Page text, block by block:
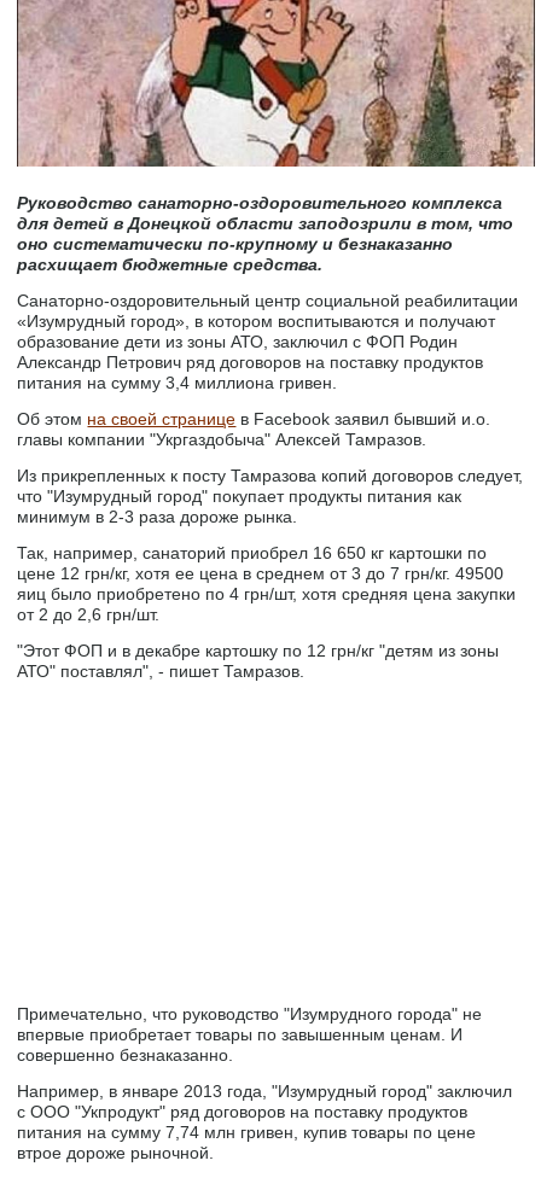
Руководство санаторно-оздоровительного комплекса
для детей в Донецкой области заподозрили в том, что
оно систематически по-крупному и безнаказанно
расхищает бюджетные средства.
Санаторно-оздоровительный центр социальной реабилитации
«Изумрудный город», в котором воспитываются и получают
образование дети из зоны АТО, заключил с ФОП Родин
Александр Петрович ряд договоров на поставку продуктов
питания на сумму 3,4 миллиона гривен.
Об этом на своей странице в Facebook заявил бывший и.о.
главы компании "Укргаздобыча" Алексей Тамразов.
Из прикрепленных к посту Тамразова копий договоров следует,
что "Изумрудный город" покупает продукты питания как
минимум в 2-3 раза дороже рынка.
Так, например, санаторий приобрел 16 650 кг картошки по
цене 12 грн/кг, хотя ее цена в среднем от 3 до 7 грн/кг. 49500
яиц было приобретено по 4 грн/шт, хотя средняя цена закупки
от 2 до 2,6 грн/шт.
"Этот ФОП и в декабре картошку по 12 грн/кг "детям из зоны
АТО" поставлял", - пишет Тамразов.
Примечательно, что руководство "Изумрудного города" не
впервые приобретает товары по завышенным ценам. И
совершенно безнаказанно.
Например, в январе 2013 года, "Изумрудный город" заключил
с ООО "Укпродукт" ряд договоров на поставку продуктов
питания на сумму 7,74 млн гривен, купив товары по цене
втрое дороже рыночной.